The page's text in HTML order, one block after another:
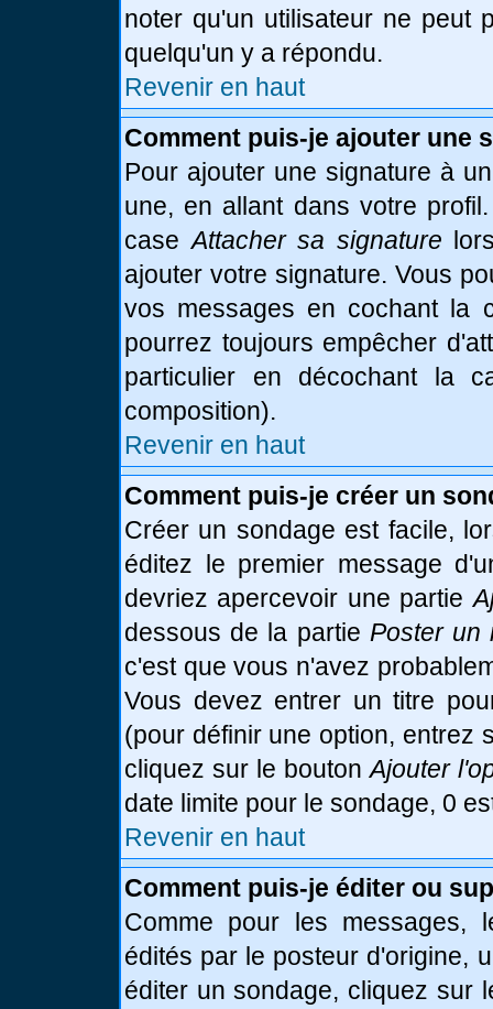
noter qu'un utilisateur ne peut
quelqu'un y a répondu.
Revenir en haut
Comment puis-je ajouter une
Pour ajouter une signature à
une, en allant dans votre
caseAttacher sa signature
ajouter votre signature. Vous
vos messages en cochant la
pourrez toujours empêcher
particulier en décochant la
composition).
Revenir en haut
Comment puis-je créer un
Créer un sondage est facile,
éditez le premier message
devriez apercevoir une partie
dessous de la partie Poster un
c'est que vous n'avez
Vous devez entrer un titre
(pour définir une option, entrez
cliquez sur le boutonAjouter
date limite pour le sondage, 0
Revenir en haut
Comment puis-je éditer ou
Comme pour les messages,
édités par le posteur d'origine,
éditer un sondage, cliquez sur